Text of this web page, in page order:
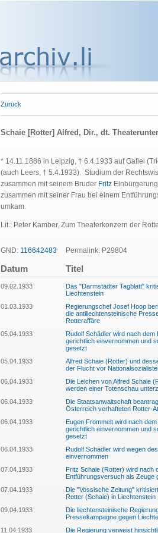
Zurück
Schaie [Rotter] Alfred, Dir., dt.
* 14.11.1886 in Leipzig, † 6.4.1933 auf Gaflei
(auch Leers, † 5.4.1933). Studium der
zusammen mit seinem Bruder Fritz
zusammen mit seiner Frau bei einem
umkam.
Lit.: Peter Kamber, Zum Theaterkonzern der
GND: 116642483 Permalink: P29804
Datum Titel
09.02.1933
Das "Darmstädter Tagblatt"
Liechtenstein
01.03.1933
Regierungschef Josef Hoop
die antiliechtensteinische
Rotteraffäre
05.04.1933
Rudolf Schädler wird nach
gerichtlich einvernommen und
gesetzt
05.04.1933
Alfred Schaie (Rotter) und
der Flucht vor
06.04.1933
Die Leichen von Alfred Schaie
werden einer Totenschau
06.04.1933
Die Staatsanwaltschaft
Österreich verhafteten Rotter-
06.04.1933
Eugen Frommelt wird nach
gerichtlich einvernommen und
gesetzt
06.04.1933
Rudolf Schädler wird wegen
einvernommen
07.04.1933
Fritz Schaie (Rotter) wird nach
Entführungsversuch als Zeuge
07.04.1933
Die "Vossische Zeitung"
Rotter (Schaie) in Liechtenstein
09.04.1933
Die liechtensteinische
Pressekampagne gegen
11.04.1933 Die Regierung verweist